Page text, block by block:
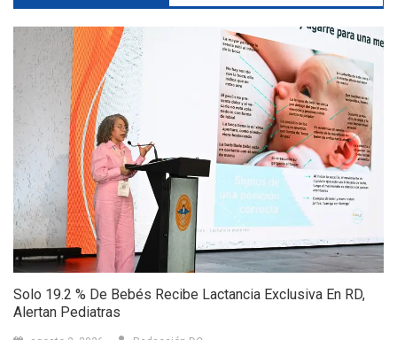
Solo 19.2 % De Bebés Recibe Lactancia Exclusiva En RD,
Alertan Pediatras